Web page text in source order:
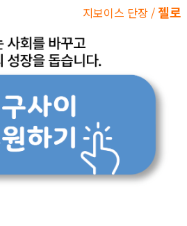
지보이스 단장 / 젤로